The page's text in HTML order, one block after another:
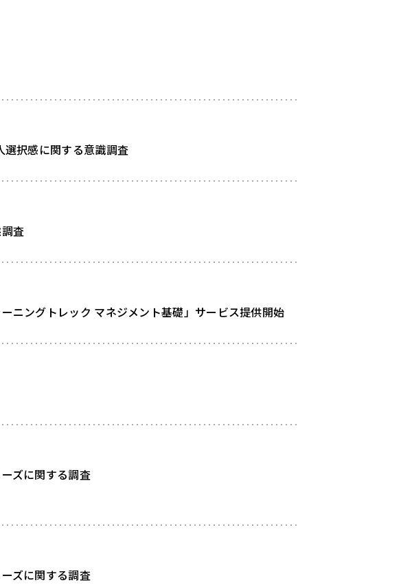
選択感に関する意識調査
査
ニングトレック マネジメント基礎」サービス提供開始
ズに関する調査
ズに関する調査